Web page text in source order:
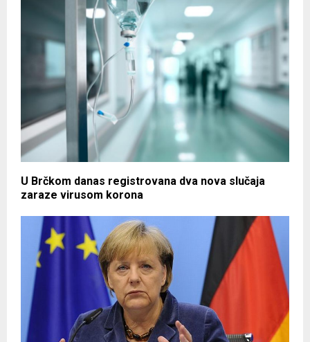
U Brčkom danas registrovana dva nova slučaja
zaraze virusom korona